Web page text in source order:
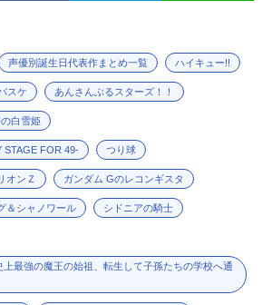
声優別誕生日代表作まとめ一覧 ハイキュー!!
スケ あんさんぶるスターズ！！
白雪姫
STAGE FOR 49- つり球
オンＺ ガンダム Gのレコンギスタ
＆シャノワール シドニアの騎士
最強の魔王の始祖、転生して子孫たちの学校へ通